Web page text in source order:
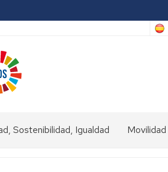
Sostenibilidad, Igualdad Movilidad